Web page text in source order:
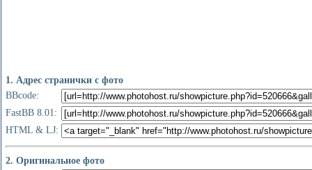
1. Адрес странички с фото
BBcode:
FastBB 8.01:
HTML & LJ:
2. Оригинальное фото